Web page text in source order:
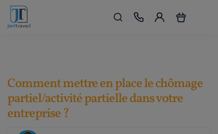
Comment mettre en place le chômage
partiel/activité partielle dans votre
entreprise ?